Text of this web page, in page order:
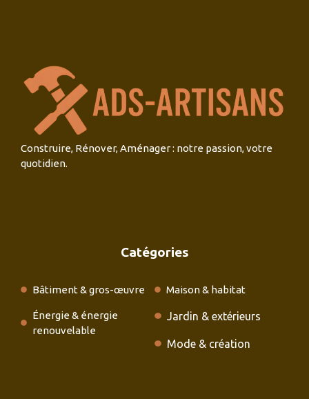
Construire, Rénover, Aménager : notre passion, votre
quotidien.
Catégories
Bâtiment & gros-œuvre
Énergie & énergie
renouvelable
Maison & habitat
Jardin & extérieurs
Mode & création